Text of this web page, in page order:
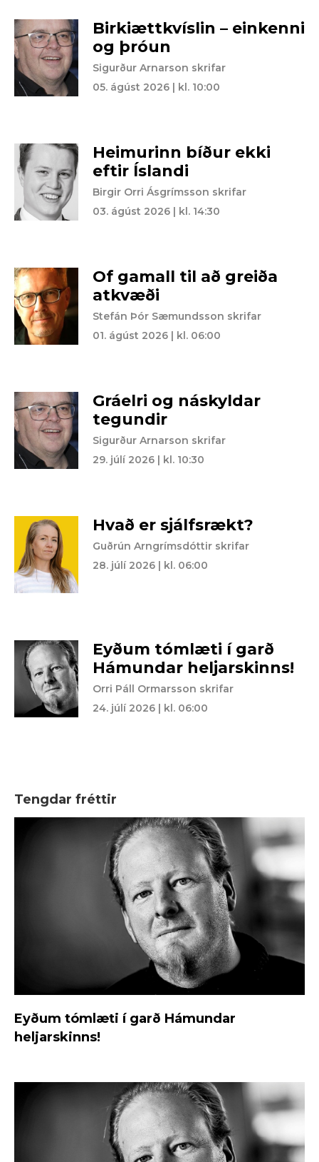
Birkiættkvíslin – einkenni
og þróun
Sigurður Arnarson skrifar
05. ágúst 2026 | kl. 10:00
Heimurinn bíður ekki
eftir Íslandi
Birgir Orri Ásgrímsson skrifar
03. ágúst 2026 | kl. 14:30
Of gamall til að greiða
atkvæði
Stefán Þór Sæmundsson skrifar
01. ágúst 2026 | kl. 06:00
Gráelri og náskyldar
tegundir
Sigurður Arnarson skrifar
29. júlí 2026 | kl. 10:30
Hvað er sjálfsrækt?
Guðrún Arngrímsdóttir skrifar
28. júlí 2026 | kl. 06:00
Eyðum tómlæti í garð
Hámundar heljarskinns!
Orri Páll Ormarsson skrifar
24. júlí 2026 | kl. 06:00
Tengdar fréttir
Eyðum tómlæti í garð Hámundar
heljarskinns!